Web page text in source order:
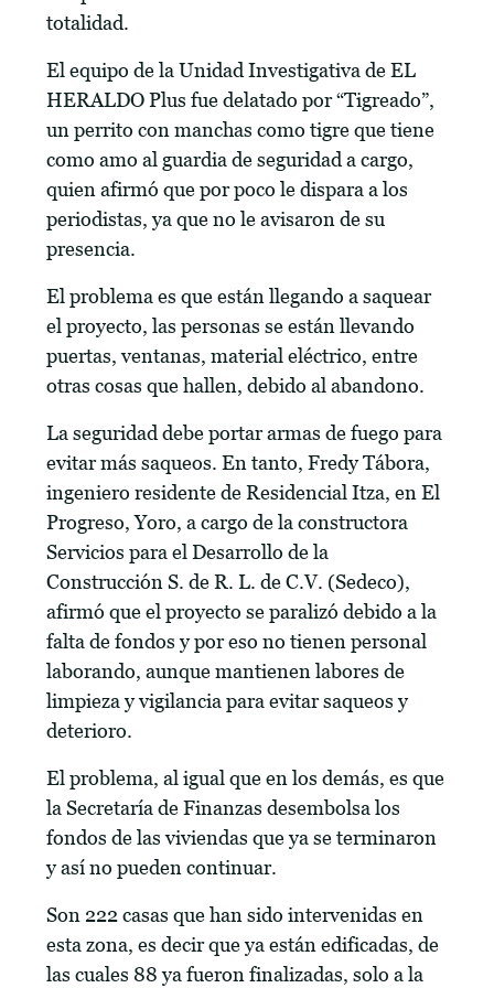
totalidad.
El equipo de la Unidad Investigativa de EL
HERALDO Plus fue delatado por “Tigreado”,
un perrito con manchas como tigre que tiene
como amo al guardia de seguridad a cargo,
quien afirmó que por poco le dispara a los
periodistas, ya que no le avisaron de su
presencia.
El problema es que están llegando a saquear
el proyecto, las personas se están llevando
puertas, ventanas, material eléctrico, entre
otras cosas que hallen, debido al abandono.
La seguridad debe portar armas de fuego para
evitar más saqueos. En tanto, Fredy Tábora,
ingeniero residente de Residencial Itza, en El
Progreso, Yoro, a cargo de la constructora
Servicios para el Desarrollo de la
Construcción S. de R. L. de C.V. (Sedeco),
afirmó que el proyecto se paralizó debido a la
falta de fondos y por eso no tienen personal
laborando, aunque mantienen labores de
limpieza y vigilancia para evitar saqueos y
deterioro.
El problema, al igual que en los demás, es que
la Secretaría de Finanzas desembolsa los
fondos de las viviendas que ya se terminaron
y así no pueden continuar.
Son 222 casas que han sido intervenidas en
esta zona, es decir que ya están edificadas, de
las cuales 88 ya fueron finalizadas, solo a la